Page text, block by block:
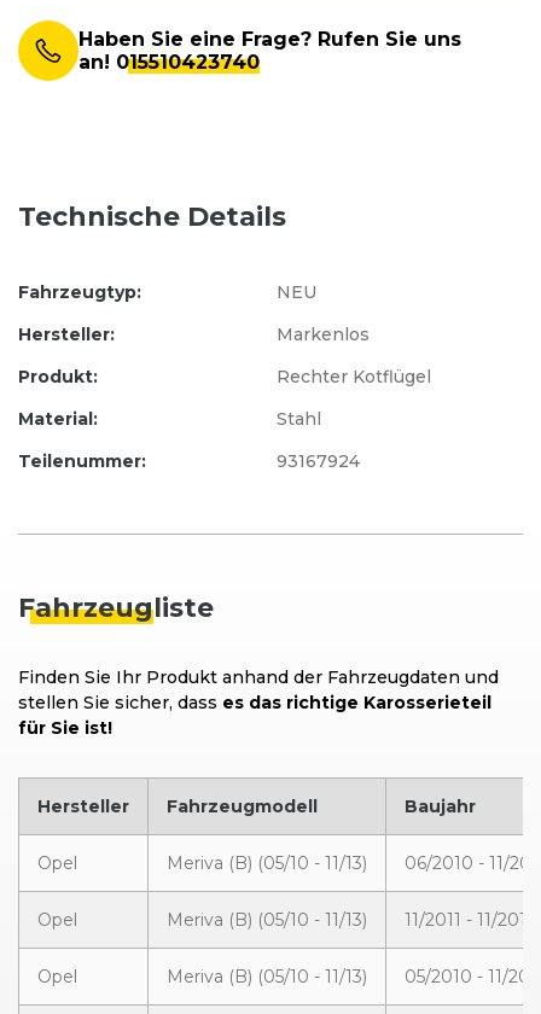
Haben Sie eine Frage? Rufen Sie uns
an! 015510423740
Technische Details
Hersteller:
Markenlos
Produkt:
Rechter Kotflügel
Fahrzeugtyp: NEU
Material:
Stahl
Teilenummer:
93167924
Fahrzeugliste
Finden Sie Ihr Produkt anhand der Fahrzeugdaten und
stellen Sie sicher, dass es das richtige Karosserieteil
für Sie ist!
Hersteller Fahrzeugmodell Baujahr
Opel Meriva (B) (05/10 - 11/13) 06/2010 - 11/
Opel Meriva (B) (05/10 - 11/13) 11/2011 - 11/2013
Opel Meriva (B) (05/10 - 11/13) 05/2010 - 11/